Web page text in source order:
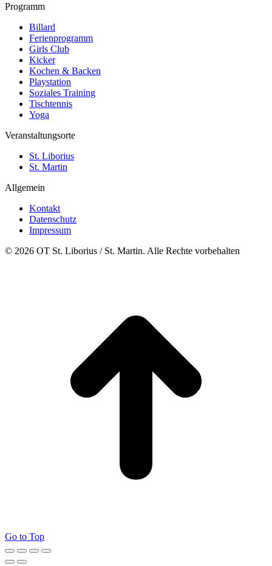
Programm
Billard
Ferienprogramm
Girls Club
Kicker
Kochen & Backen
Playstation
Soziales Training
Tischtennis
Yoga
Veranstaltungsorte
St. Liborius
St. Martin
Allgemein
Kontakt
Datenschutz
Impressum
© 2026 OT St. Liborius / St. Martin. Alle Rechte vorbehalten
Go to Top